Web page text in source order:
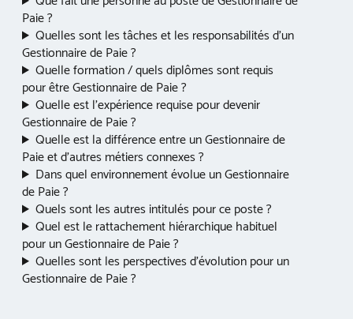
Paie ?
Quelles sont les tâches et les responsabilités d’un
Gestionnaire de Paie ?
Quelle formation / quels diplômes sont requis
pour être Gestionnaire de Paie ?
Quelle est l’expérience requise pour devenir
Gestionnaire de Paie ?
Quelle est la différence entre un Gestionnaire de
Paie et d’autres métiers connexes ?
Dans quel environnement évolue un Gestionnaire
de Paie ?
Quels sont les autres intitulés pour ce poste ?
Quel est le rattachement hiérarchique habituel
pour un Gestionnaire de Paie ?
Quelles sont les perspectives d’évolution pour un
Gestionnaire de Paie ?